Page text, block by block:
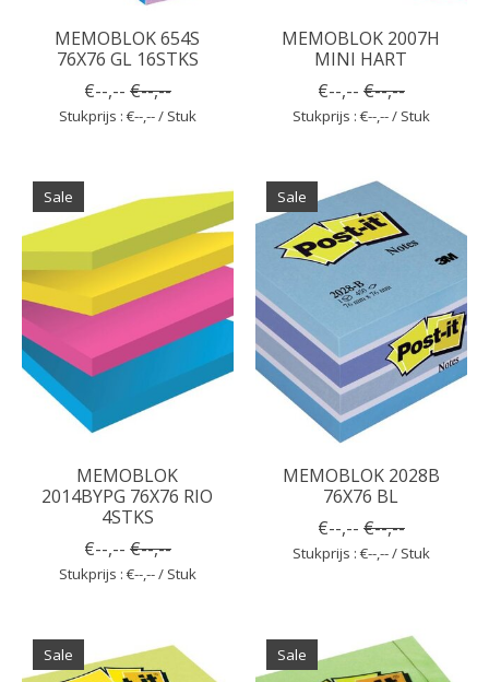
MEMOBLOK 654S
76X76 GL 16STKS
€--,-- €--,--
Stukprijs : €--,-- / Stuk
MEMOBLOK 2007H
MINI HART
€--,-- €--,--
Stukprijs : €--,-- / Stuk
Sale
MEMOBLOK
2014BYPG 76X76 RIO
4STKS
€--,-- €--,--
Stukprijs : €--,-- / Stuk
Sale
MEMOBLOK 2028B
76X76 BL
€--,-- €--,--
Stukprijs : €--,-- / Stuk
Sale Sale